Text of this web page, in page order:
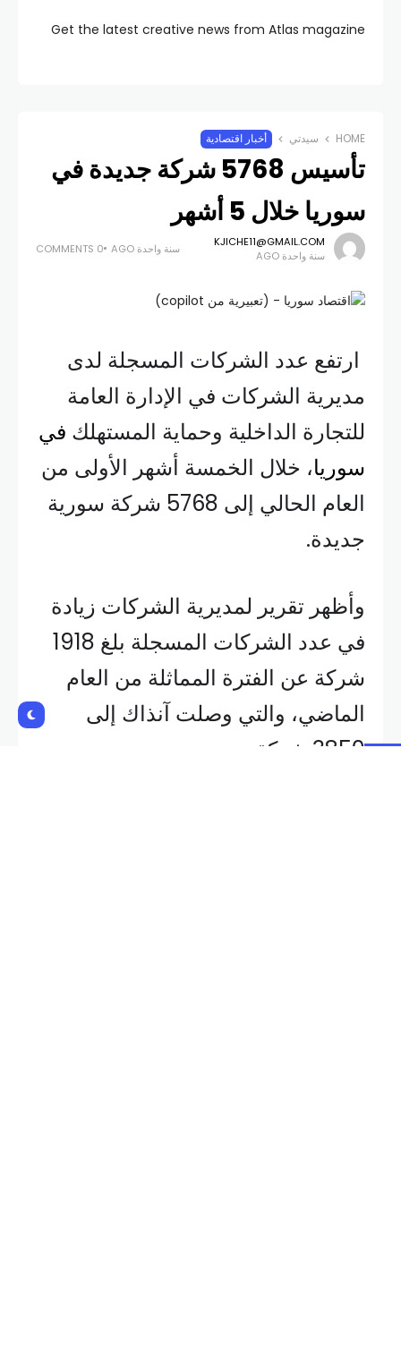
Get the latest creative news from Atlas magazine
HOME سيدتي أخبار اقتصادية
تأسيس 5768 شركة جديدة في
سوريا خلال 5 أشهر
KJICHE11@GMAIL.COM
سنة واحدة AGO
سنة واحدة AGO 0 COMMENTS
ارتفع عدد الشركات المسجلة لدى
مديرية الشركات في الإدارة العامة
للتجارة الداخلية وحماية المستهلك في
سوريا، خلال الخمسة أشهر الأولى من
العام الحالي إلى 5768 شركة سورية
جديدة.
وأظهر تقرير لمديرية الشركات زيادة
في عدد الشركات المسجلة بلغ 1918
شركة عن الفترة المماثلة من العام
الماضي، والتي وصلت آنذاك إلى
3850 شركة.